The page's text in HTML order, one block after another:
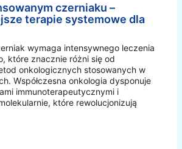
czerniaku –
terapie systemowe dla
wymaga intensywnego leczenia
które znacznie różni się od
onkologicznych stosowanych w
Współczesna onkologia dysponuje
immunoterapeutycznymi i
które rewolucjonizują